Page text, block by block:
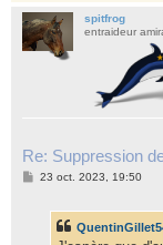
spitfrog
entraideur
Re: Suppression
M23 oct. 2023, 19:50